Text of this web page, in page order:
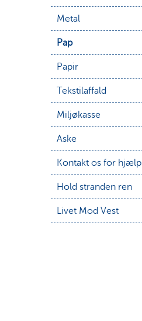
Metal
Pap
Papir
Tekstilaffald
Miljøkasse
Aske
Kontakt os for hjælp
Hold stranden ren
Livet Mod Vest